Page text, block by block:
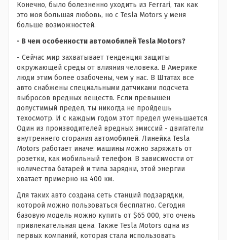
Конечно, было болезненно уходить из Ferrari, так как
это моя большая любовь, но с Tesla Motors у меня
больше возможностей.
- В чем особенности автомобилей Tesla Motors?
- Сейчас мир захватывает тенденция защиты
окружающей среды от влияния человека. В Америке
люди этим более озабочены, чем у нас. В Штатах все
авто снабжены специальными датчиками подсчета
выбросов вредных веществ. Если превышен
допустимый предел, ты никогда не пройдешь
техосмотр. И с каждым годом этот предел уменьшается.
Один из производителей вредных эмиссий - двигатели
внутреннего сгорания автомобилей. Линейка Tesla
Motors работает иначе: машины можно заряжать от
розетки, как мобильный телефон. В зависимости от
количества батарей и типа зарядки, этой энергии
хватает примерно на 400 км.
Для таких авто создана сеть станций подзарядки,
которой можно пользоваться бесплатно. Сегодня
базовую модель можно купить от $65 000, это очень
привлекательная цена. Также Tesla Motors одна из
первых компаний, которая стала использовать